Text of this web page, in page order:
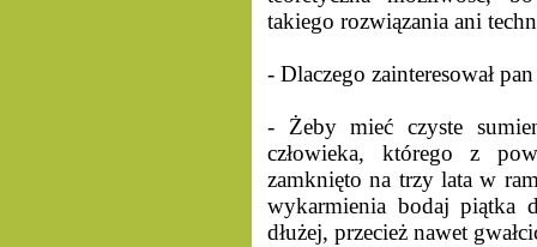
takiego rozwiązania ani
- Dlaczego zainteresował
- Żeby mieć czyste
człowieka, którego z
zamknięto na trzy lata w
wykarmienia bodaj piątka
dłużej, przecież nawet